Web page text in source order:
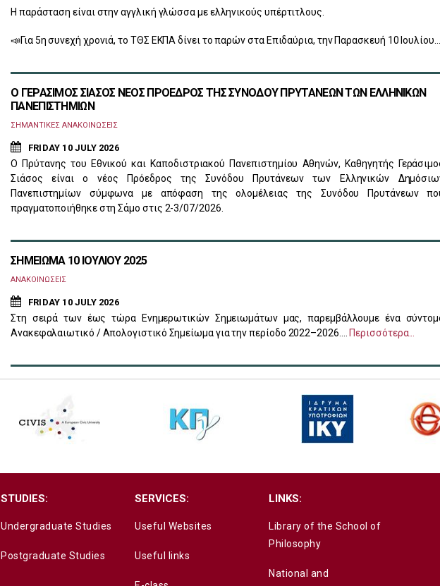
Η παράσταση είναι στην αγγλική γλώσσα με ελληνικούς υπέρτιτλους.
📣Για 5η συνεχή χρονιά, το ΤΘΣ ΕΚΠΑ δίνει το παρών στα Επιδαύρια, την Παρασκευή 10 Ιουλίου…
Ο ΓΕΡΑΣΙΜΟΣ ΣΙΑΣΟΣ ΝΕΟΣ ΠΡΟΕΔΡΟΣ ΤΗΣ ΣΥΝΟΔΟΥ ΠΡΥΤΑΝΕΩΝ ΤΩΝ ΕΛΛΗΝΙΚΩΝ
ΠΑΝΕΠΙΣΤΗΜΙΩΝ
ΣΗΜΑΝΤΙΚΕΣ ΑΝΑΚΟΙΝΩΣΕΙΣ
FRIDAY 10 JULY 2026
Ο Πρύτανης του Εθνικού και Καποδιστριακού Πανεπιστημίου Αθηνών, Καθηγητής
Σιάσος είναι ο νέος Πρόεδρος της Συνόδου Πρυτάνεων των Ελληνικών
Πανεπιστημίων σύμφωνα με απόφαση της ολομέλειας της Συνόδου Πρυτάνεων
πραγματοποιήθηκε στη Σάμο στις 2-3/07/2026.
ΣΗΜΕΙΩΜΑ 10 ΙΟΥΛΙΟΥ 2025
ΑΝΑΚΟΙΝΩΣΕΙΣ
FRIDAY 10 JULY 2026
Στη σειρά των έως τώρα Ενημερωτικών Σημειωμάτων μας, παρεμβάλλουμε ένα
Ανακεφαλαιωτικό / Απολογιστικό Σημείωμα για την περίοδο 2022–2026.... Περισσότερα...
STUDIES:
Undergraduate Studies
Postgraduate Studies
SERVICES:
Useful Websites
Useful links
LINKS:
Library of the School of
Philosophy
National and